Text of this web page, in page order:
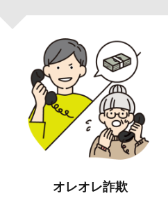
オレオレ詐欺